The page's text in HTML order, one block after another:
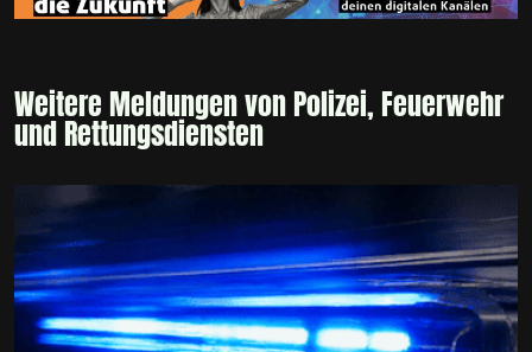
Weitere Meldungen von Polizei, Feuerwehr
und Rettungsdiensten